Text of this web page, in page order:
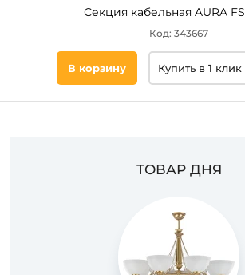
Секция кабельная AURA FS
Код: 343667
В корзину Купить в 1 клик
ТОВАР ДНЯ